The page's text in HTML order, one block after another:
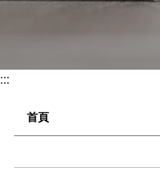
:::
首頁